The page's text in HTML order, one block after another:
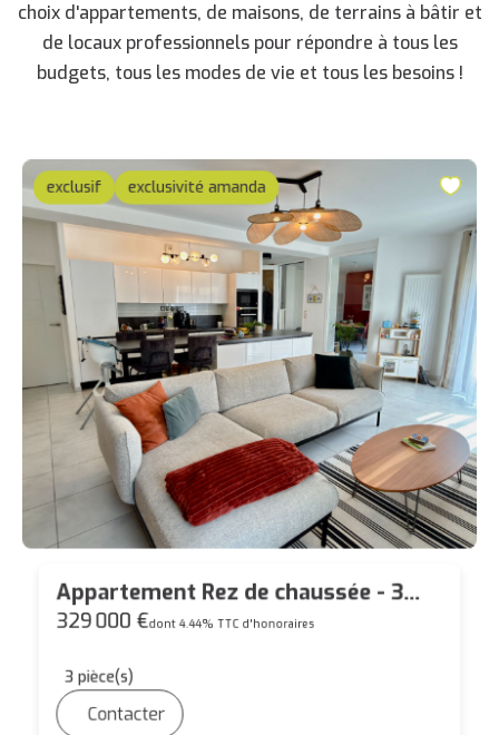
choix d'appartements, de maisons, de terrains à bâtir et
de locaux professionnels pour répondre à tous les
budgets, tous les modes de vie et tous les besoins !
exclusif exclusivité amanda
Appartement Rez de chaussée - 3
pièces - Bourg de Carquefou - 94m²
329 000 €dont 4.44% TTC d'honoraires
3pièce(s)
Contacter